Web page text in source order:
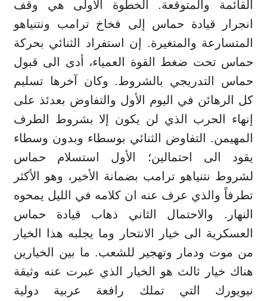
القائمة والمتوقعة. الخطوة الأولى هي وقف
انجرار قيادة حماس إلى فخاخ ترامب ونتنياهو
المتسارعة والمتغيرة. إن استفراد الثنائي بحركة
حماس تحت ضغط القوة العمياء، أدى الى قبول
حماس التدريجي بالشروط. وكان آخرها تسليم
كل الرهائن في اليوم الأول والتفاوض بعدئذ على
إنهاء الحرب الذي لن يكون إلا بشروط الطرف
المهيمن. التفاوض الثنائي بوسطاء وبدون وسطاء
يقود الى احتمالين؛ الأول استسلام حماس
لشروط نتنياهو ترامب بضمانة الأخير، وهو الأكثر
تطرفاً والذي عرف عنه ان كلامه في الليل يمحوه
النهار. والاحتمال الثاني ذهاب قيادة حماس
العسكرية الى خيار الانتحار وما يجلبه هذا الخيار
من موت ودمار وتهجير للشعب. ما بين الخيارين
هناك خيار ثالث هو الخيار الذي عبرت عنه وثيقة
نيويورك التي تملك رافعة عربية دولية